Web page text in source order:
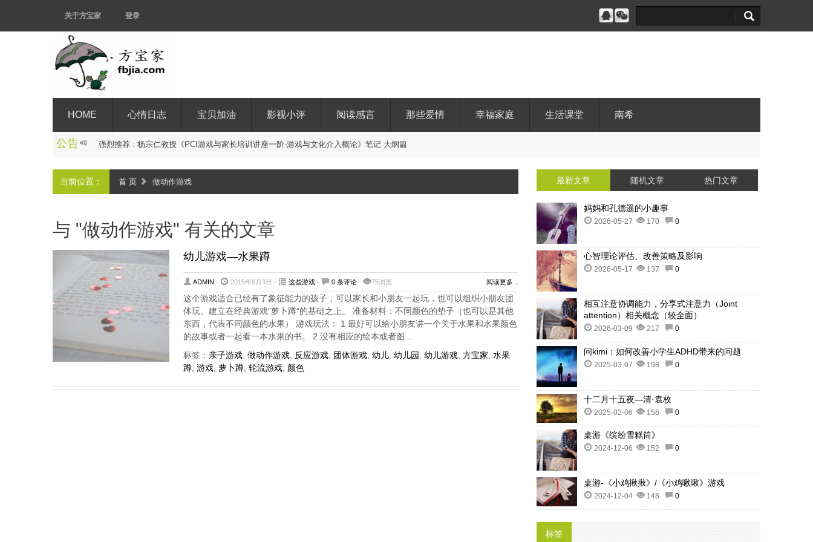
关于方宝家 登录
HOME 心情日志 宝贝加油 影视小评 阅读感言 那些爱情 幸福家庭 生活课堂 南希
公告 强烈推_
当前位置： 首 页 做动作游戏
与 "做动作游戏" 有关的文章
幼儿游戏—水果蹲
ADMIN - 2015年8月3日 - 这些游戏- 0 条评论- 75浏览 阅读更多...
这个游戏适合已经有了象征能力的孩子，可以家长和小朋友一起玩，也可以组织小朋友团
体玩。建立在经典游戏”萝卜蹲“的基础之上。 准备材料：不同颜色的垫子（也可以是其他
东西，代表不同颜色的水果） 游戏玩法： 1 最好可以给小朋友讲一个关于水果和水果颜色
的故事或者一起看一本水果的书。 2 没有相应的绘本或者图…
标签： 亲子游戏, 做动作游戏, 反应游戏, 团体游戏, 幼儿, 幼儿园 幼儿游戏, 方宝家 水果
蹲, 游戏, 萝卜蹲, 轮流游戏, 颜色
最新文章 随机文章 热门文章
妈妈和孔德遥的小趣事
2026-05-27 170 0
心智理论评估、改善策略及影响
2026-05-17 137 0
相互注意协调能力，分享式注意力（Joint
attention）相关概念（较全面）
2026-03-09 217 0
问kimi：如何改善小学生ADHD带来的问题
2025-03-07 198 0
十二月十五夜—清·袁枚
2025-02-06 156 0
桌游《缤纷雪糕筒》
2024-12-06 152 0
桌游-《小鸡揪揪》/《小鸡啾啾》游戏
2024-12-04 148 0
标签